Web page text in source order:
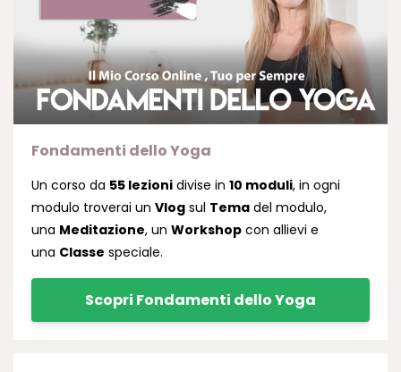
Fondamenti dello Yoga
Un corso da 55 lezioni divise in 10 moduli, in ogni
modulo troverai un Vlog sul Tema del modulo,
una Meditazione, un Workshop con allievi e
una Classe speciale.
Scopri Fondamenti dello Yoga